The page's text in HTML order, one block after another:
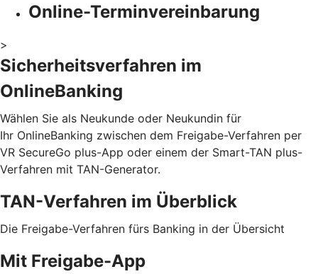
Online-Terminvereinbarung
>
Sicherheitsverfahren im
OnlineBanking
Wählen Sie als Neukunde oder Neukundin für
Ihr OnlineBanking zwischen dem Freigabe-Verfahren per
VR SecureGo plus-App oder einem der Smart-TAN plus-
Verfahren mit TAN-Generator.
TAN-Verfahren im Überblick
Die Freigabe-Verfahren fürs Banking in der Übersicht
Mit Freigabe-App